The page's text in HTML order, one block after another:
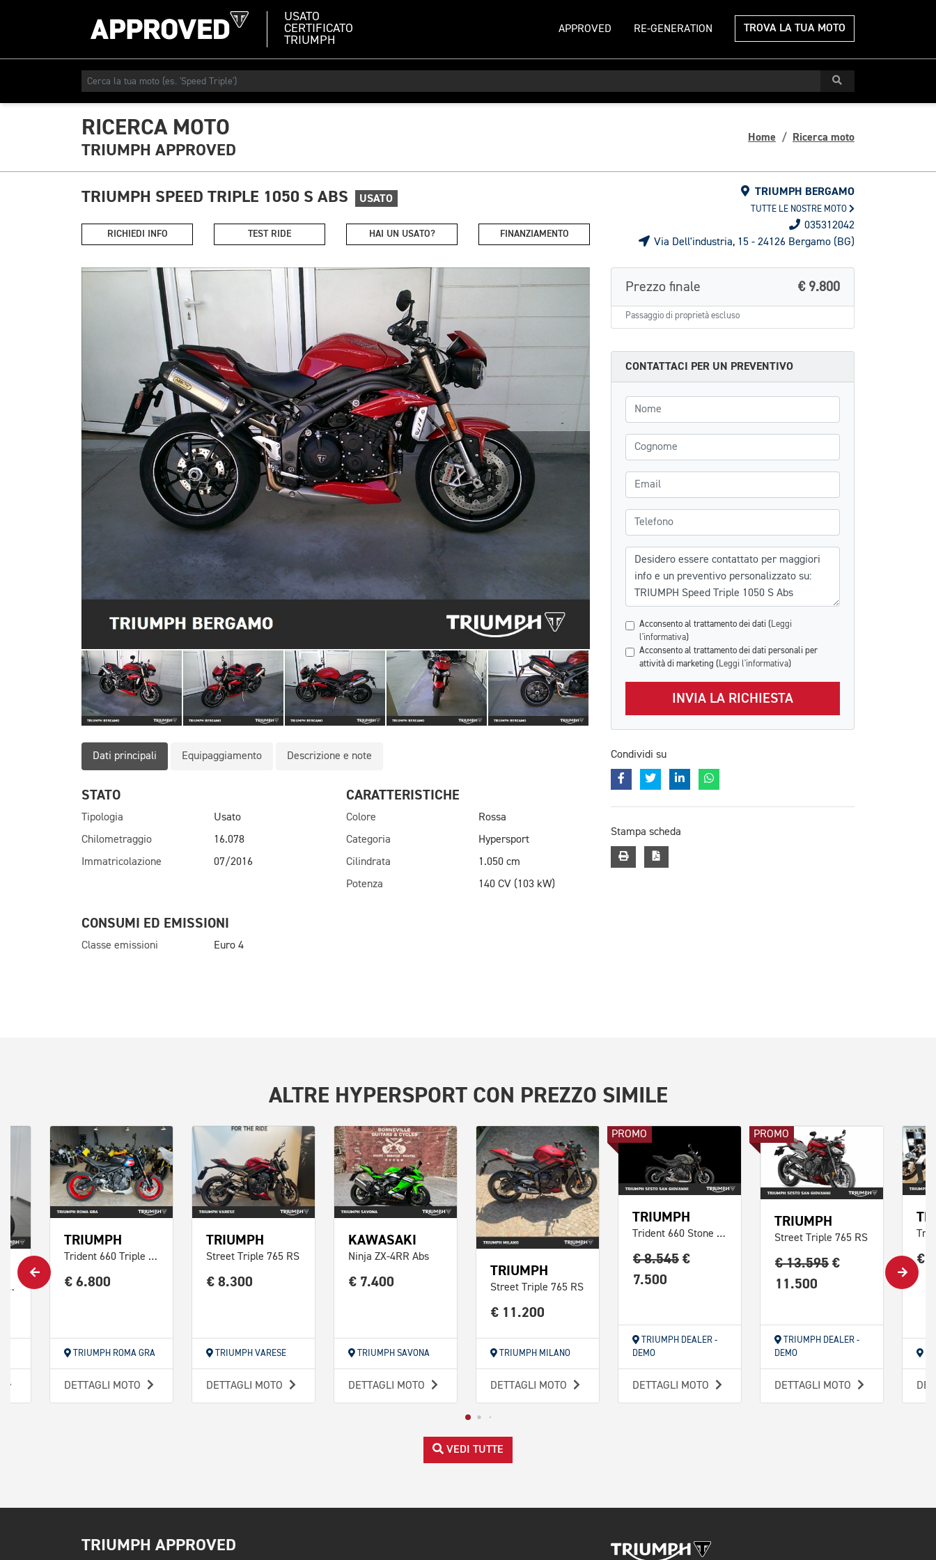
USATO
CERTIFICATO
TRIUMPH
APPROVED RE-GENERATION TROVA LA TUA MOTO
RICERCA MOTO
TRIUMPH APPROVED
Home Ricerca moto
TRIUMPH SPEED TRIPLE 1050 S ABS USATO
RICHIEDI INFO TEST RIDE HAI UN USATO? FINANZIAMENTO
TRIUMPH BERGAMO
TUTTE LE NOSTRE MOTO
035312042
Via Dell'industria, 15 - 24126 Bergamo (BG)
Dati principali Equipaggiamento Descrizione e note
STATO
Tipologia
Usato
Chilometraggio
16.078
Immatricolazione
07/2016
CARATTERISTICHE
Colore
Rossa
Categoria
Hypersport
Cilindrata
1.050 cm
Potenza
140 CV (103 kW)
CONSUMI ED EMISSIONI
Classe emissioni Euro 4
Prezzo finale € 9.800
Passaggio di proprietà escluso
CONTATTACI PER UN PREVENTIVO
Nome
Cognome
Email
Telefono
Messaggio
Acconsento al trattamento dei dati ( Leggi
l'informativa)
Acconsento al trattamento dei dati personali per
attività di marketing ( Leggi l'informativa)
INVIA LA RICHIESTA
Condividi su
Stampa scheda
ALTRE HYPERSPORTCON PREZZO SIMILE
Daytona 660 Aluminium SIlver / Sapphire Black Abs
TRIUMPH
Trident 660 Triple Tribute Abs
€ 6.800
TRIUMPH ROMA GRA
DETTAGLI MOTO
TRIUMPH
Street Triple 765 RS
€ 8.300
TRIUMPH VARESE
DETTAGLI MOTO
KAWASAKI
Ninja ZX-4RR Abs
€ 7.400
TRIUMPH SAVONA
DETTAGLI MOTO
TRIUMPH
Street Triple 765 RS
€ 11.200
TRIUMPH MILANO
DETTAGLI MOTO
PROMO
TRIUMPH
Trident 660 Stone Grey Abs
€ 8.545 €
7.500
TRIUMPH DEALER -
DEMO
DETTAGLI MOTO
PROMO
TRIUMPH
Street Triple 765 RS
€ 13.595 €
11.500
TRIUMPH DEALER -
DEMO
DETTAGLI MOTO
€
VEDI TUTTE
TRIUMPH APPROVED